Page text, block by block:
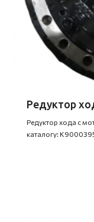
Редуктор
Редуктор хода с
каталогу: